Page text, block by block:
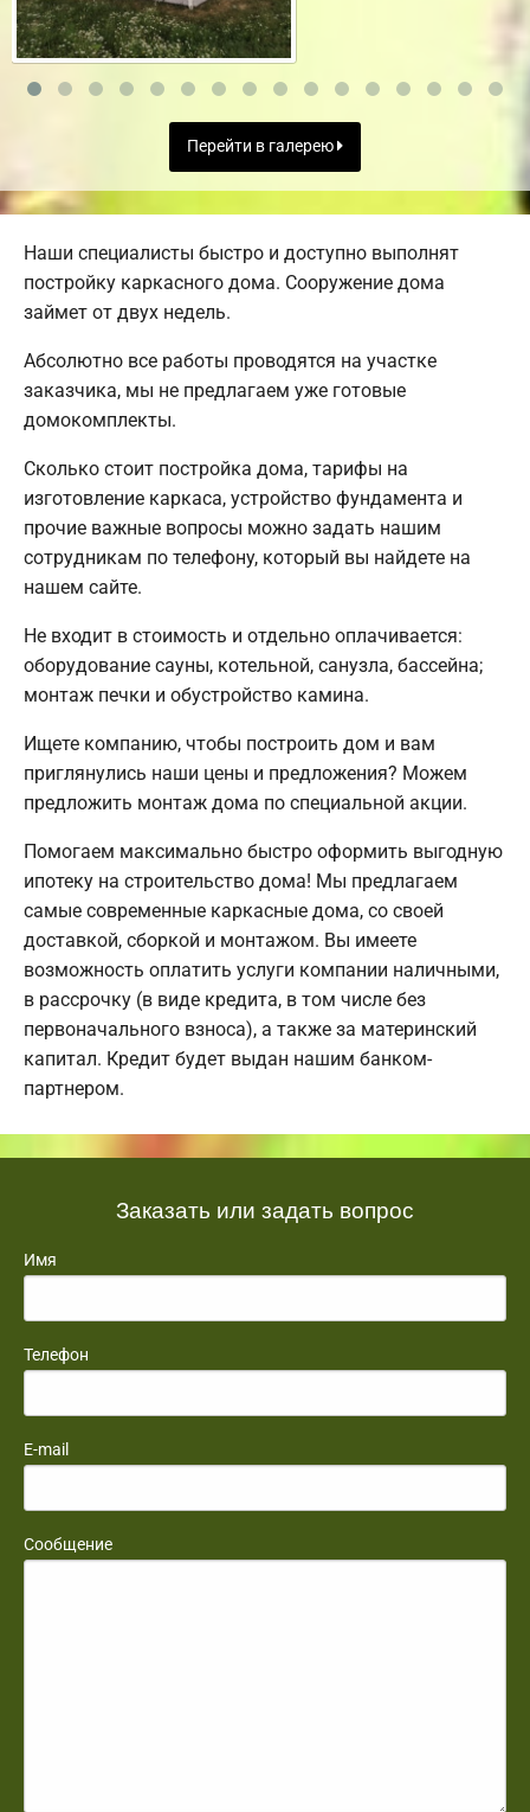
Перейти в галерею
Наши специалисты быстро и доступно выполнят
постройку каркасного дома. Сооружение дома
займет от двух недель.
Абсолютно все работы проводятся на участке
заказчика, мы не предлагаем уже готовые
домокомплекты.
Сколько стоит постройка дома, тарифы на
изготовление каркаса, устройство фундамента и
прочие важные вопросы можно задать нашим
сотрудникам по телефону, который вы найдете на
нашем сайте.
Не входит в стоимость и отдельно оплачивается:
оборудование сауны, котельной, санузла, бассейна;
монтаж печки и обустройство камина.
Ищете компанию, чтобы построить дом и вам
приглянулись наши цены и предложения? Можем
предложить монтаж дома по специальной акции.
Помогаем максимально быстро оформить выгодную
ипотеку на строительство дома! Мы предлагаем
самые современные каркасные дома, со своей
доставкой, сборкой и монтажом. Вы имеете
возможность оплатить услуги компании наличными,
в рассрочку (в виде кредита, в том числе без
первоначального взноса), а также за материнский
капитал. Кредит будет выдан нашим банком-
партнером.
Заказать или задать вопрос
Имя
Телефон
E-mail
Сообщение